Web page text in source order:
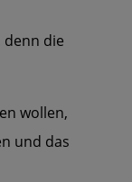
denn die
wollen,
und das